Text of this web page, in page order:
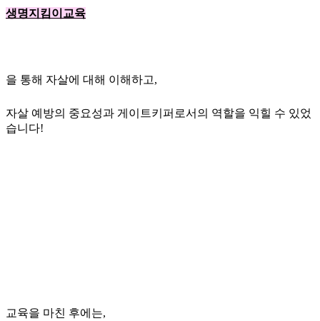
생명지킴이교육
을 통해 자살에 대해 이해하고,
자살 예방의 중요성과 게이트키퍼로서의 역할을 익힐 수 있었
습니다!
교육을 마친 후에는,